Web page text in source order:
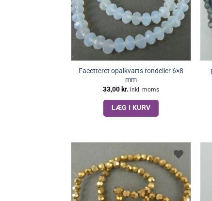
Facetteret opalkvarts rondeller 6×8
mm
33,00 kr. inkl. moms
LÆG I KURV